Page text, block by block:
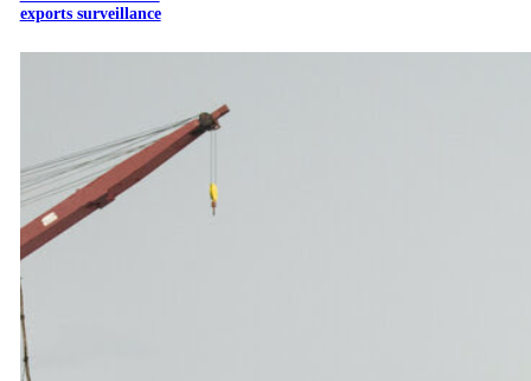
exports surveillance